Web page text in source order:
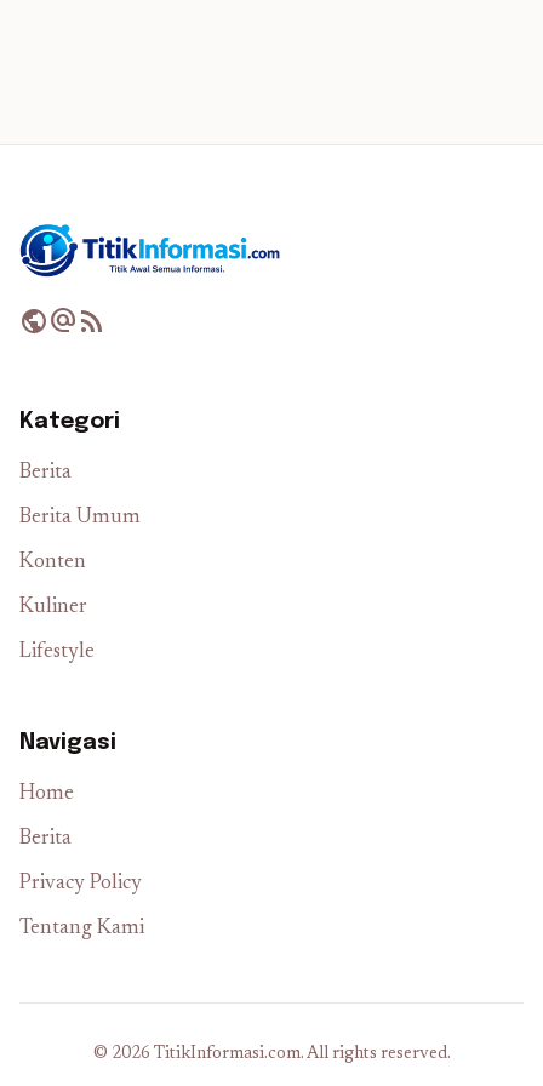
publicalternate_emailrss_feed
Kategori
Berita
Berita Umum
Konten
Kuliner
Lifestyle
Navigasi
Home
Berita
Privacy Policy
Tentang Kami
© 2026 TitikInformasi.com. All rights reserved.